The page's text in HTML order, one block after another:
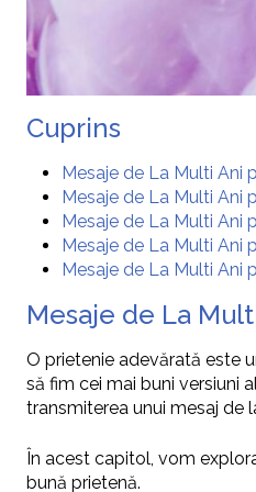
Cuprins
Mesaje de La Multi Ani
Mesaje de La Multi Ani
Mesaje de La Multi Ani
Mesaje de La Multi Ani
Mesaje de La Multi Ani
Mesaje de La
O prietenie adevărată este
să fim cei mai buni versiuni
transmiterea unui mesaj de
În acest capitol, vom
bună prietenă.